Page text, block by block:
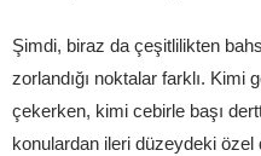
Şimdi, biraz da çeşitlilikten
zorlandığı noktalar farklı.
çekerken, kimi cebirle başı
konulardan ileri düzeydeki